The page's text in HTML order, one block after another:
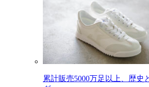
累計販売5000万足以上、歴史